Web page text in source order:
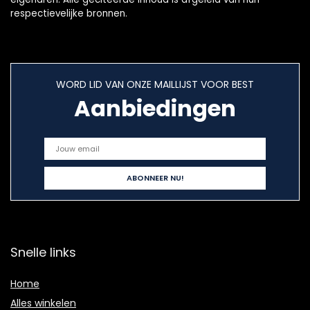
respectievelijke bronnen.
WORD LID VAN ONZE MAILLIJST VOOR BEST
Aanbiedingen
Snelle links
Home
Alles winkelen